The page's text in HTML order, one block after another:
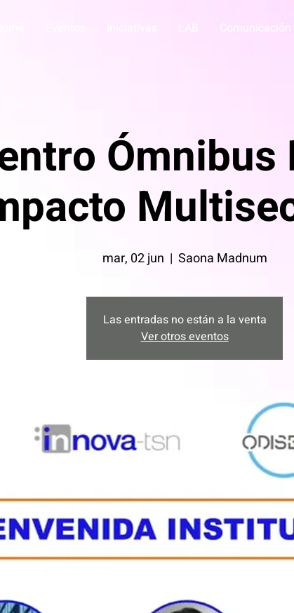
LAB Comunicación
Ómnibus
mar, 02 jun
  |
Saona Madnum
Las entradas no están a la venta
Ver otros eventos